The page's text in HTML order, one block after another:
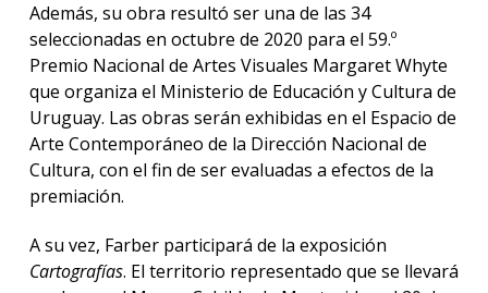
Además, su obra resultó ser una de las 34
seleccionadas en octubre de 2020 para el 59.º
Premio Nacional de Artes Visuales Margaret Whyte
que organiza el Ministerio de Educación y Cultura de
Uruguay. Las obras serán exhibidas en el Espacio de
Arte Contemporáneo de la Dirección Nacional de
Cultura, con el fin de ser evaluadas a efectos de la
premiación.
A su vez, Farber participará de la exposición
Cartografías. El territorio representado que se llevará